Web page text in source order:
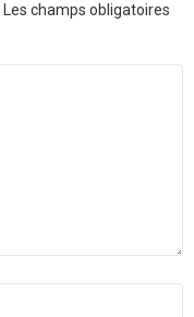
Les champs obligatoires